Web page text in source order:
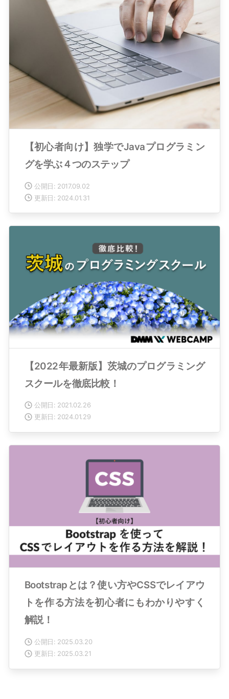
【初心者向け】独学でJavaプログラミン
グを学ぶ４つのステップ
公開日: 2017.09.02
更新日: 2024.01.31
【2022年最新版】茨城のプログラミング
スクールを徹底比較！
公開日: 2021.02.26
更新日: 2024.01.29
Bootstrapとは？使い方やCSSでレイアウ
トを作る方法を初心者にもわかりやすく
解説！
公開日: 2025.03.20
更新日: 2025.03.21